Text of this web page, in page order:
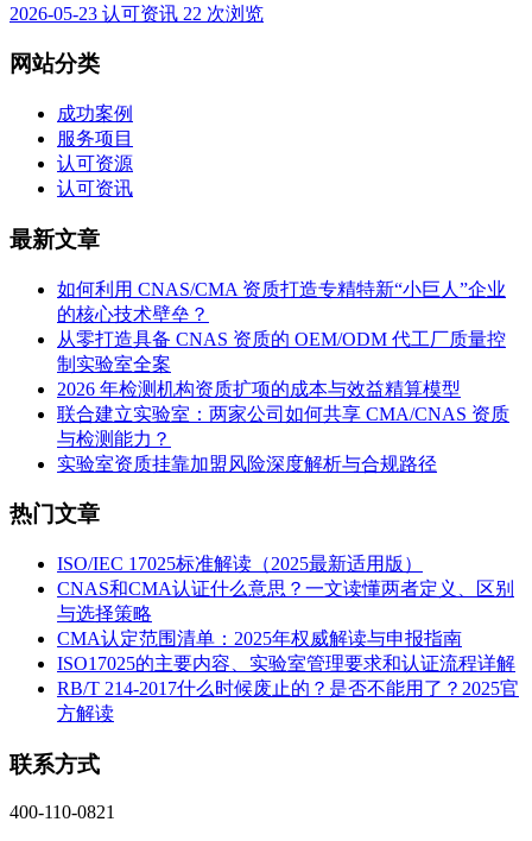
2026-05-23 认可资讯 22 次浏览
网站分类
成功案例
服务项目
认可资源
认可资讯
最新文章
如何利用 CNAS/CMA 资质打造专精特新“小巨人”企业
的核心技术壁垒？
从零打造具备 CNAS 资质的 OEM/ODM 代工厂质量控
制实验室全案
2026 年检测机构资质扩项的成本与效益精算模型
联合建立实验室：两家公司如何共享 CMA/CNAS 资质
与检测能力？
实验室资质挂靠加盟风险深度解析与合规路径
热门文章
ISO/IEC 17025标准解读（2025最新适用版）
CNAS和CMA认证什么意思？一文读懂两者定义、区别
与选择策略
CMA认定范围清单：2025年权威解读与申报指南
ISO17025的主要内容、实验室管理要求和认证流程详解
RB/T 214-2017什么时候废止的？是否不能用了？2025官
方解读
联系方式
400-110-0821